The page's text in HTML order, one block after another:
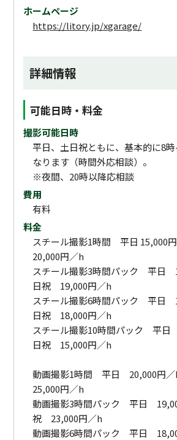
ホームページ
https://litory.jp/xgarage/
詳細情報
可能日時・料金
撮影可能日時
平日、土日祝ともに、基本的に8
なります（時間外応相談）。
※夜間、20時以降応相談
費用
有料
料金
スチール撮影1時間 平日
20,000円／h
スチール撮影3時間パック 平日
日祝 19,000円／h
スチール撮影6時間パック 平日
日祝 18,000円／h
スチール撮影10時間パック 平
日祝 15,000円／h
動画撮影1時間 平日 20,000円
25,000円／h
動画撮影3時間パック 平日
祝 23,000円／h
動画撮影6時間パック 平日